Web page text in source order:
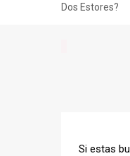
Dos Estores?
Si estas